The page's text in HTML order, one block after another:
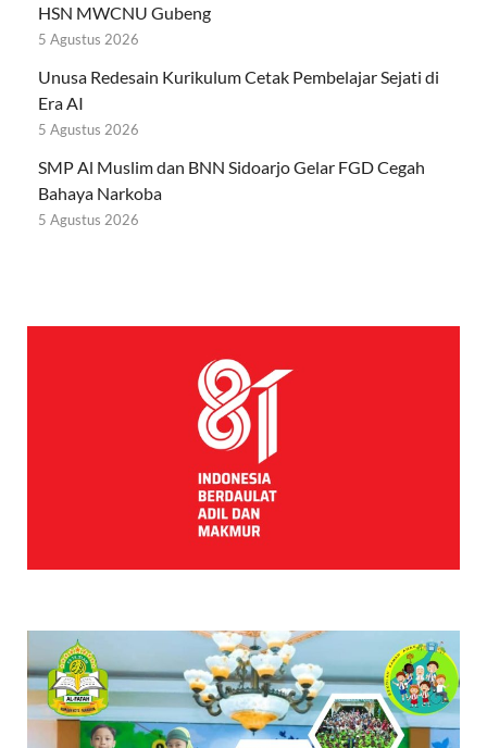
HSN MWCNU Gubeng
5 Agustus 2026
Unusa Redesain Kurikulum Cetak Pembelajar Sejati di
Era AI
5 Agustus 2026
SMP Al Muslim dan BNN Sidoarjo Gelar FGD Cegah
Bahaya Narkoba
5 Agustus 2026